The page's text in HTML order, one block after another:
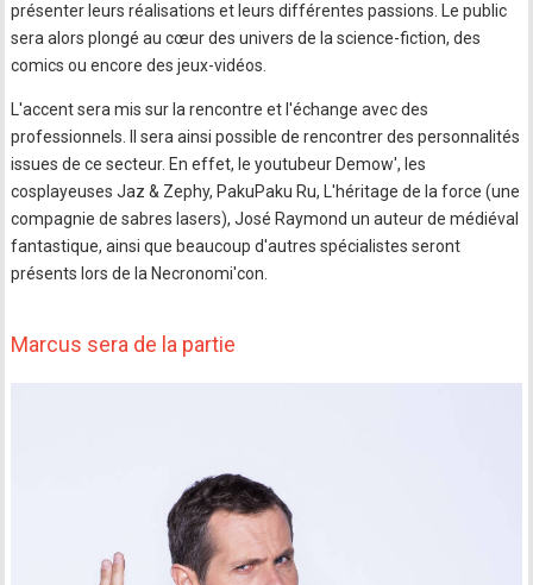
présenter leurs réalisations et leurs différentes passions. Le public
sera alors plongé au cœur des univers de la science-fiction, des
comics ou encore des jeux-vidéos.
L'accent sera mis sur la rencontre et l'échange avec des
professionnels. Il sera ainsi possible de rencontrer des personnalités
issues de ce secteur. En effet, le youtubeur Demow', les
cosplayeuses Jaz & Zephy, PakuPaku Ru, L'héritage de la force (une
compagnie de sabres lasers), José Raymond un auteur de médiéval
fantastique, ainsi que beaucoup d'autres spécialistes seront
présents lors de la Necronomi'con.
Marcus sera de la partie